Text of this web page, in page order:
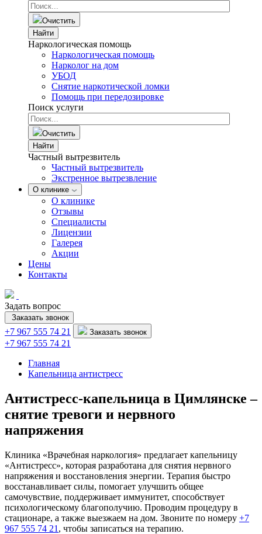
Очистить
Найти
Наркологическая помощь
Наркологическая помощь
Нарколог на дом
УБОД
Снятие наркотической ломки
Помощь при передозировке
Поиск услуги
Очистить
Найти
Частный вытрезвитель
Частный вытрезвитель
Экстренное вытрезвление
О клинике
О клинике
Отзывы
Специалисты
Лицензии
Галерея
Акции
Цены
Контакты
Задать вопрос
Заказать звонок
+7 967 555 74 21 Заказать звонок
+7 967 555 74 21
Главная
Капельница антистресс
Антистресс-капельница в Цимлянске –
снятие тревоги и нервного
напряжения
Клиника «Врачебная наркология» предлагает капельницу
«Антистресс», которая разработана для снятия нервного
напряжения и восстановления энергии. Терапия быстро
восстанавливает силы, помогает улучшить общее
самочувствие, поддерживает иммунитет, способствует
психологическому благополучию. Проводим процедуру в
стационаре, а также выезжаем на дом. Звоните по номеру +7
967 555 74 21 , чтобы записаться на терапию.